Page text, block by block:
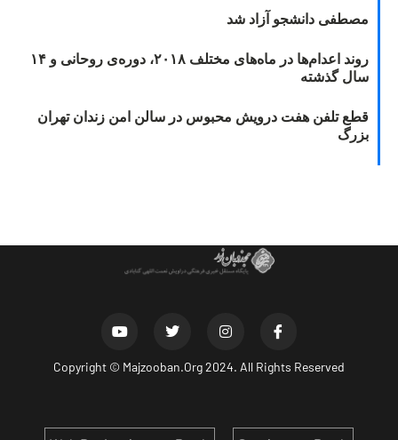
مصطفی دانشجو آزاد شد
روند اعدام‌ها در ماه‌های مختلف ۲۰۱۸، دوره‌ی روحانی و ۱۴
سال گذشته
قطع تلفن هفت درویش محبوس در سالن امن زندان تهران
بزرگ
Copyright © Majzooban.Org2024. All Rights Reserved